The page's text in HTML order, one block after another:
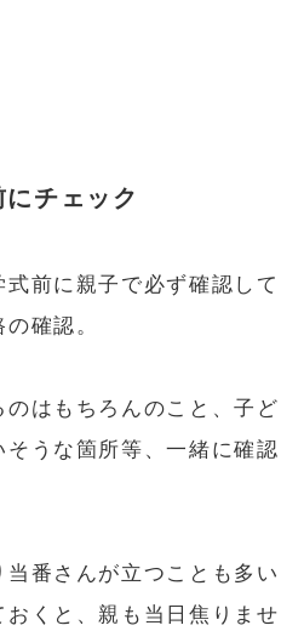
チェック
前に親子で必ず確認して
確認。
はもちろんのこと、子ど
そうな箇所等、一緒に確認
番さんが立つことも多い
くと、親も当日焦りませ